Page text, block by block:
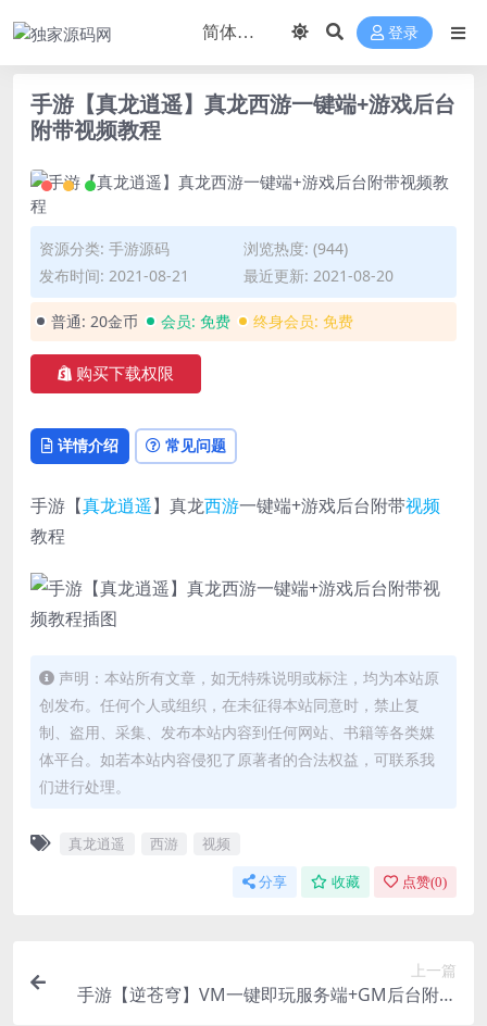
登录
手游【真龙逍遥】真龙西游一键端+游戏后台
附带视频教程
资源分类: 手游源码
浏览热度: (944)
发布时间: 2021-08-21
最近更新: 2021-08-20
普通: 20金币 会员: 免费 终身会员: 免费
购买下载权限
详情介绍 常见问题
手游【真龙逍遥】真龙西游一键端+游戏后台附带视频
教程
声明：本站所有文章，如无特殊说明或标注，均为本站原
创发布。任何个人或组织，在未征得本站同意时，禁止复
制、盗用、采集、发布本站内容到任何网站、书籍等各类媒
体平台。如若本站内容侵犯了原著者的合法权益，可联系我
们进行处理。
真龙逍遥 西游 视频
分享 收藏 点赞(0)
上一篇
手游【逆苍穹】VM一键即玩服务端+GM后台附带